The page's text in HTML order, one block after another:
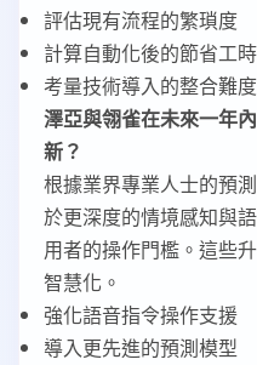
評估現有流程的繁瑣度
計算自動化後的節省工時
考量技術導入的整合難度
澤亞與翎雀在未來一年
新？
根據業界專業人士的預
於更深度的情境感知與
用者的操作門檻。這些
智慧化。
強化語音指令操作支援
導入更先進的預測模型